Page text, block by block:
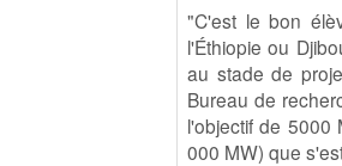
"C'est le bon
l'Éthiopie ou
au stade de
Bureau de
l'objectif de 5000
000 MW) que